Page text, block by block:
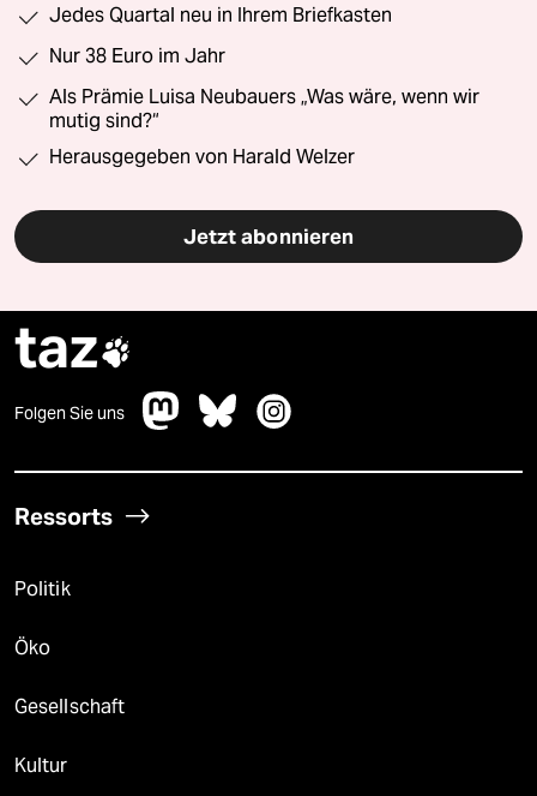
Jedes Quartal neu in Ihrem Briefkasten
Nur 38 Euro im Jahr
Als Prämie Luisa Neubauers „Was wäre, wenn wir
mutig sind?“
Herausgegeben von Harald Welzer
Jetzt abonnieren
taz
Folgen Sie uns
Ressorts
Politik
Öko
Gesellschaft
Kultur